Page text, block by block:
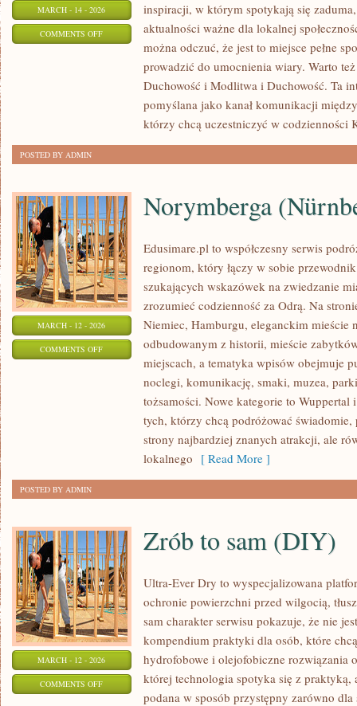
MARCH - 14 - 2026
COMMENTS OFFON
inspiracji, w którym spotykają się
aktualności ważne dla lokalnej
można odczuć, że jest to miejsce pełne
prowadzić do umocnienia wiary. Warto
Duchowość i Modlitwa i Duchowość. Ta
pomyślana jako kanał komunikacji
którzy chcą uczestniczyć w codzienności
POSTED BY ADMIN
MARCH - 12 - 2026
COMMENTS OFFON
NORYMBERGA
(NÜRNBERG/NUREMBERG)
Norymberga
Edusimare.pl to współczesny serwis
regionom, który łączy w sobie
szukających wskazówek na zwiedzanie
zrozumieć codzienność za Odrą. Na
Niemiec, Hamburgu, eleganckim mieście
odbudowanym z historii, mieście
miejscach, a tematyka wpisów obejmuje
noclegi, komunikację, smaki, muzea,
tożsamości. Nowe kategorie to Wuppertal
tych, którzy chcą podróżować
strony najbardziej znanych atrakcji, ale
lokalnego [ Read More ]
POSTED BY ADMIN
MARCH - 12 - 2026
COMMENTS OFFON
Zrób to sam (DIY)
Ultra-Ever Dry to wyspecjalizowana
ochronie powierzchni przed wilgocią,
sam charakter serwisu pokazuje, że nie
kompendium praktyki dla osób, które
hydrofobowe i olejofobiczne rozwiązania
której technologia spotyka się z praktyką,
podana w sposób przystępny zarówno